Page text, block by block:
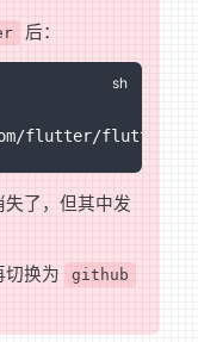
后：
flutter/
了，但其中发
切换为 github